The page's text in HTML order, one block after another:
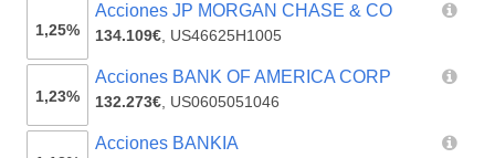
1,25%
Acciones JP MORGAN CHASE & CO
134.109€, US46625H1005
1,23%
Acciones BANK OF AMERICA CORP
132.273€, US0605051046
Acciones BANKIA